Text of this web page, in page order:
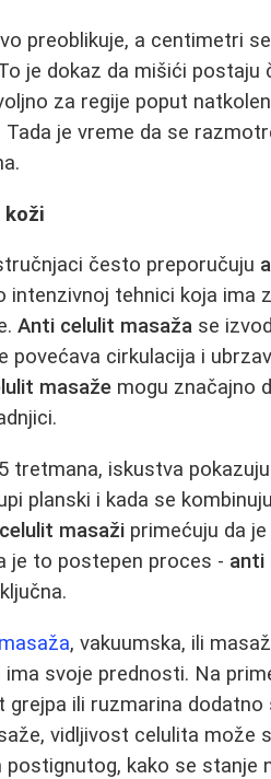
preoblikuje, a centimetri
je dokaz da mišići postaju
za regije poput
je vreme da se
često preporučuju
intenzivnoj tehnici koja ima
Anti celulit masaža se
povećava cirkulacija i
masaže mogu značajno
tretmana, iskustva
planski i kada se
masaži primećuju da
je to postepen proces - anti
, vakuumska, ili
svoje prednosti. Na
ili ruzmarina
vidljivost celulita može
kako se stanje